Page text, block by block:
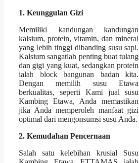
1. Keunggulan Gizi
Memiliki kandungan kandungan
kalsium, protein, vitamin, dan mineral
yang lebih tinggi dibanding susu sapi.
Kalsium sangatlah penting buat tulang
dan gigi yang kuat, sedangkan protein
ialah block bangunan badan kita.
Dengan memilih susu Etawa
berkualitas, seperti Kami jual susu
Kambing Etawa, Anda memastikan
jika Anda memperoleh manfaat gizi
optimal dari mengonsumsi susu Anda.
2. Kemudahan Pencernaan
Salah satu kelebihan krusial Susu